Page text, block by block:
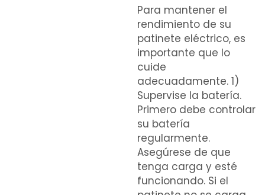
Para mantener el
rendimiento de su
patinete eléctrico, es
importante que lo
cuide
adecuadamente. 1)
Supervise la batería.
Primero debe controlar
su batería
regularmente.
Asegúrese de que
tenga carga y esté
funcionando. Si el